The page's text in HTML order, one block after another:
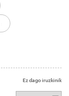
Ez dago iruzkinik